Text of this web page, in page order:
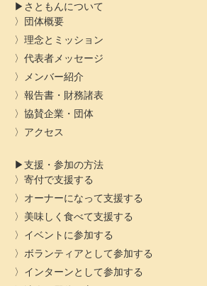
さともんについて
団体概要
理念とミッション
代表者メッセージ
メンバー紹介
報告書・財務諸表
協賛企業・団体
アクセス
支援・参加の方法
寄付で支援する
オーナーになって支援する
美味しく食べて支援する
イベントに参加する
ボランティアとして参加する
インターンとして参加する